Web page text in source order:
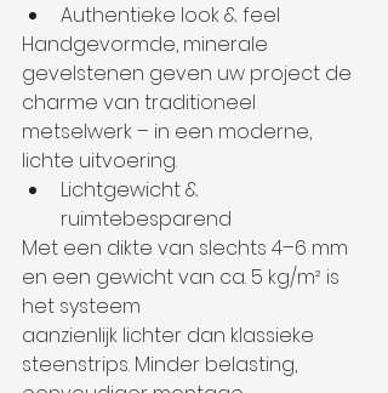
Authentieke look & feel
Handgevormde, minerale
gevelstenen geven uw project de
charme van traditioneel
metselwerk – in een moderne,
lichte uitvoering.
Lichtgewicht &
ruimtebesparend
Met een dikte van slechts 4–6 mm
en een gewicht van ca. 5 kg/m² is
het systeem
aanzienlijk lichter dan klassieke
steenstrips. Minder belasting,